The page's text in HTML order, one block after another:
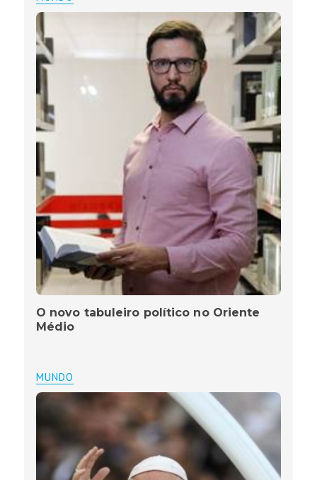
O novo tabuleiro político no Oriente
Médio
MUNDO